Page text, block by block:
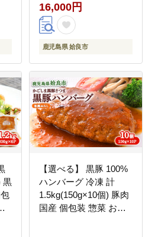
16,000円
鹿児島県 姶良市
黒
【選べる】 黒豚 100%
ハンバーグ 冷凍 計
1.5kg(150g×10個) 豚肉
国産 個包装 惣菜 お弁